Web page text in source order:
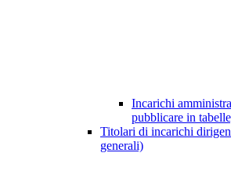
Incarichi
pubblicare in
Titolari di incarichi
generali)